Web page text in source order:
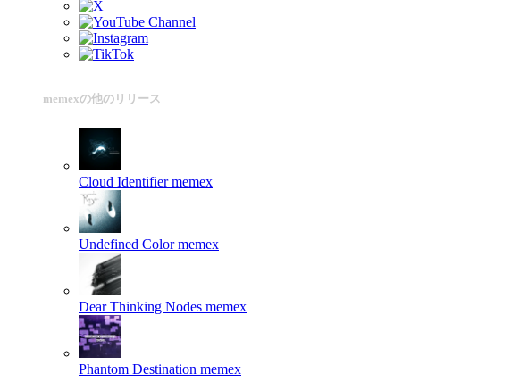
memexの他のリリース
Cloud Identifier memex
Undefined Color memex
Dear Thinking Nodes memex
Phantom Destination memex